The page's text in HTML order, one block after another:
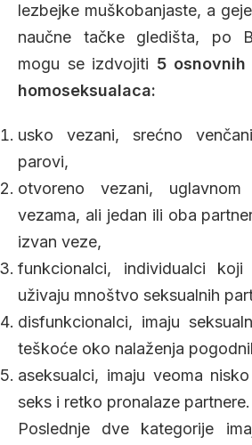
lezbejke muškobanjaste, a
naučne tačke gledišta, po
mogu se izdvojiti 5
homoseksualaca:
usko vezani, srećno
parovi,
otvoreno vezani,
vezama, ali jedan ili oba
izvan veze,
funkcionalci, individualci
uživaju mnoštvo seksualnih
disfunkcionalci, imaju
teškoće oko nalaženja
aseksualci, imaju veoma
seks i retko pronalaze partnere.
Poslednje dve kategorije